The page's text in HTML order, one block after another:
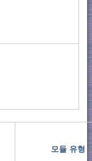
모듈 유형